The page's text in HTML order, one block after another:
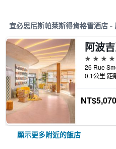
宜必思尼斯帕萊斯得肯格雷酒店 -
4星級
26 Rue
0.1公里 距
NT$5,070
顯示更多附近的飯店